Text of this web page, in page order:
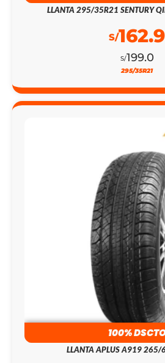
LLANTA 295/35R21 SENTURY
S/199.0
S/162.9
295/35R21
100%
LLANTA APLUS A919